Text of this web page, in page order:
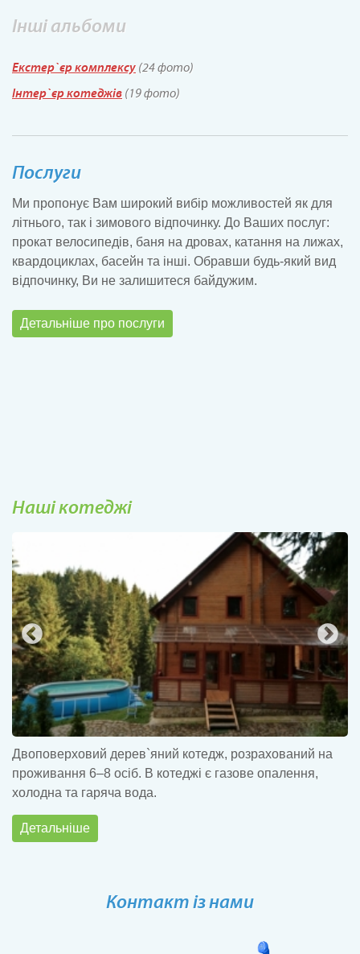
Інші альбоми
Екстер`єр комплексу (24 фото)
Інтер`єр котеджів (19 фото)
Послуги
Ми пропонує Вам широкий вибір можливостей як для
літнього, так і зимового відпочинку. До Ваших послуг:
прокат велосипедів, баня на дровах, катання на лижах,
квардоциклах, басейн та інші. Обравши будь-який вид
відпочинку, Ви не залишитеся байдужим.
Детальніше про послуги
Наші котеджі
Двоповерховий дерев`яний котедж, розрахований на
проживання 6–8 осіб. В котеджі є газове опалення,
холодна та гаряча вода.
Детальніше
Контакт із нами